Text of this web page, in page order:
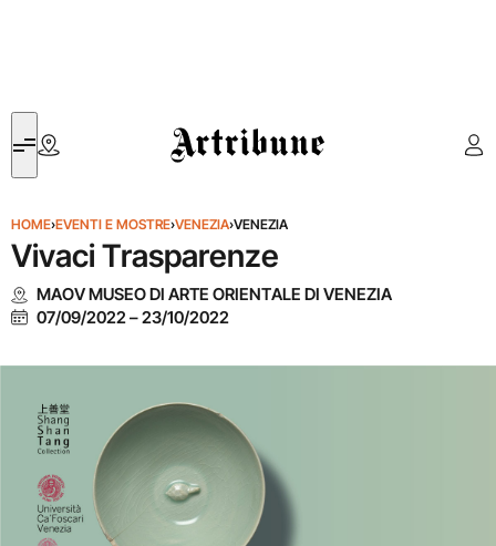
Artribune
HOME›EVENTI E MOSTRE›VENEZIA›VENEZIA
Vivaci Trasparenze
MAOV MUSEO DI ARTE ORIENTALE DI VENEZIA
07/09/2022–23/10/2022